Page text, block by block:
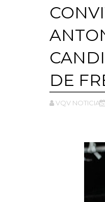
DE
VQV NOTICIAS